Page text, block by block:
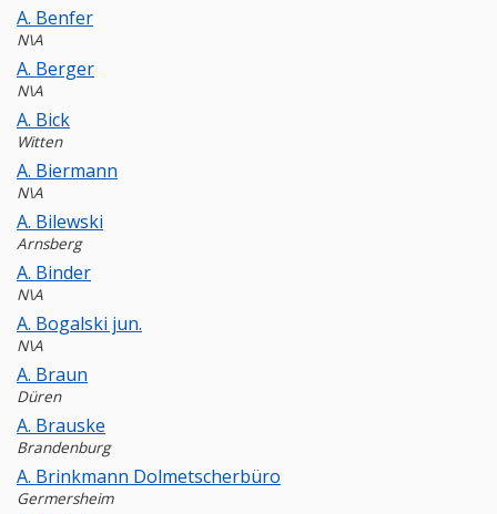
A. Benfer
N\A
A. Berger
N\A
A. Bick
Witten
A. Biermann
N\A
A. Bilewski
Arnsberg
A. Binder
N\A
A. Bogalski jun.
N\A
A. Braun
Düren
A. Brauske
Brandenburg
A. Brinkmann Dolmetscherbüro
Germersheim